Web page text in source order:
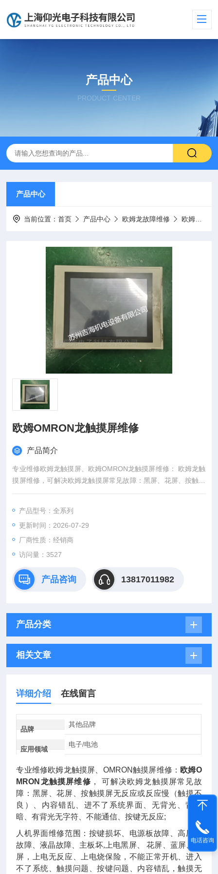
产品中心
PRODUCT CENTER
产品中心
当前位置：首页 产品中心 欧姆龙故障维修 欧姆龙触摸屏维修
欧姆OMRON龙触摸屏维修
产品简介
专业维修欧姆龙触摸屏、欧姆OMRON龙触摸屏维修： 欧姆龙触
摸屏维修，可解决欧姆龙触摸屏常见故障：黑屏、花屏、按触摸
屏无反应或反应慢（触摸不良）、内容错乱、进不了系统界面、
产品型号：全系列
更新时间：2026-07-29
厂商性质：经销商
访问量：3527
产品咨询 13817011982
产品分类
相关文章
详细介绍 在线留言
品牌
其他品牌
应用领域
电子/电池
专业维修欧姆龙触摸屏、OMRON触摸屏维修： 欧姆O
MRON龙触摸屏维修 ， 可解决欧姆龙触摸屏常见故
障：黑屏、花屏、按触摸屏无反应或反应慢（触摸不
良）、内容错乱、进不了系统界面、无背光、背光
暗、有背光无字符、不能通信、按键无反应;
人机界面维修范围：按键损坏、电源板故障、高压板
故障、液晶故障、主板坏,上电黑屏、 花屏、蓝屏、白
屏，上电无反应、上电烧保险，不能正常开机、进入
不了系统、触摸问题、按键问题、内容错乱，触摸无
电话咨询